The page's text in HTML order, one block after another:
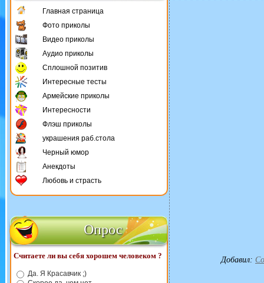
Главная страница
Фото приколы
Видео приколы
Аудио приколы
Сплошной позитив
Интересные тесты
Армейские приколы
Интересности
Флэш приколы
украшения раб.стола
Черный юмор
Анекдоты
Любовь и страсть
Опрос
Считаете ли вы себя хорошем человеком ?
Да. Я Красавчик ;)
Добавил: